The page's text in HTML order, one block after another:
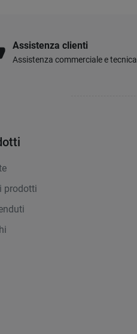
Assistenza clienti
Assistenza commerciale e tecnica
prodotti